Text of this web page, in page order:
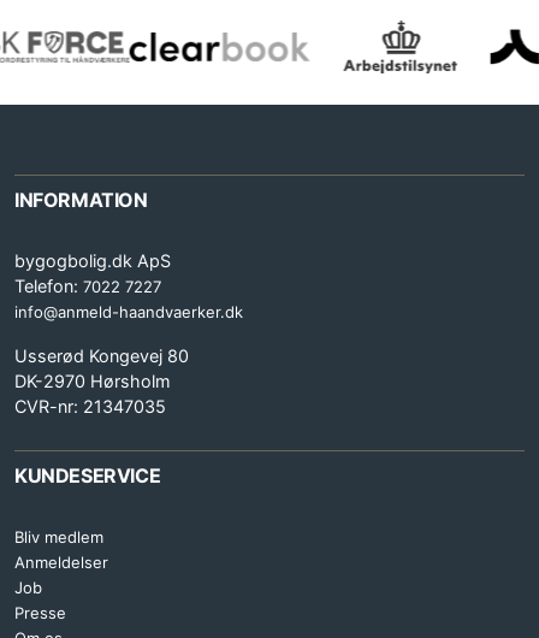
INFORMATION
bygogbolig.dk ApS
Telefon: 7022 7227
info@anmeld-haandvaerker.dk
Usserød Kongevej 80
DK-2970 Hørsholm
CVR-nr: 21347035
KUNDESERVICE
Bliv medlem
Anmeldelser
Job
Presse